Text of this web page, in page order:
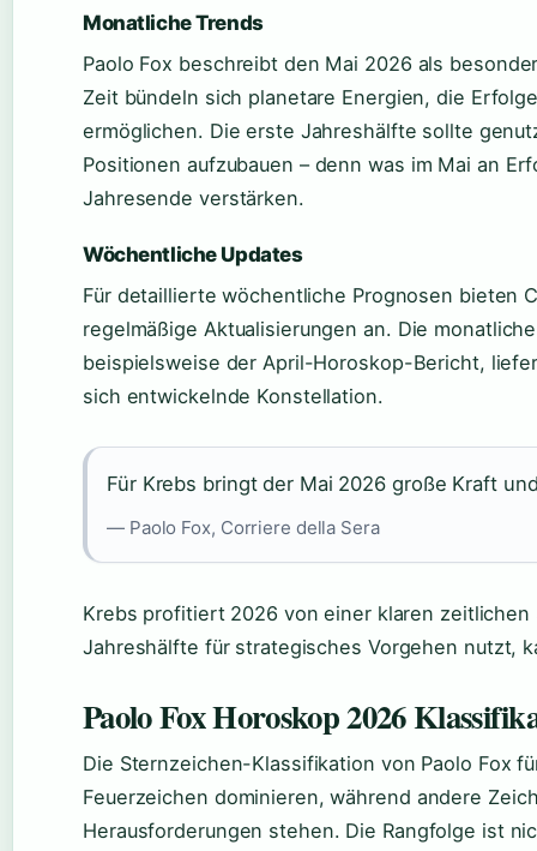
Monatliche Trends
Paolo Fox beschreibt den Mai 2026 als
Zeit bündeln sich planetare Energien, die
ermöglichen. Die erste Jahreshälfte sollte
Positionen aufzubauen – denn was im Mai an
Jahresende verstärken.
Wöchentliche Updates
Für detaillierte wöchentliche Prognosen bieten
regelmäßige Aktualisierungen an. Die
beispielsweise der April-Horoskop-Bericht,
sich entwickelnde Konstellation.
Für Krebs bringt der Mai 2026 große Kraft
— Paolo Fox, Corriere della Sera
Krebs profitiert 2026 von einer klaren zeitlichen
Jahreshälfte für strategisches Vorgehen nutzt,
Paolo Fox Horoskop 2026
Die Sternzeichen-Klassifikation von Paolo Fox
Feuerzeichen dominieren, während andere
Herausforderungen stehen. Die Rangfolge ist